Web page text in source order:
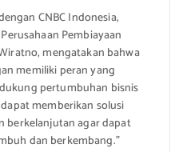
CNBC Indonesia,
Pembiayaan
mengatakan bahwa
memiliki peran yang
pertumbuhan bisnis
memberikan solusi
berkelanjutan agar dapat
dan berkembang.”